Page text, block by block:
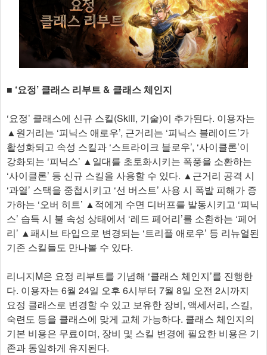
​■ ​‘요정’ 클래스 리부트 & 클래스 체인지
‘요정’ 클래스에 신규 스킬(Skill, 기술)이 추가된다. 이용자는
▲원거리는 ‘피닉스 애로우’, 근거리는 ‘피닉스 블레이드’가
활성화되고 속성 스킬과 ‘스트라이크 블로우’, ‘사이클론’이
강화되는 ‘피닉스’ ▲일대를 초토화시키는 폭풍을 소환하는
‘사이클론’ 등 신규 스킬을 사용할 수 있다. ▲근거리 공격 시
‘과열’ 스택을 중첩시키고 ‘선 버스트’ 사용 시 폭발 피해가 증
가하는 ‘오버 히트’ ▲적에게 수면 디버프를 발동시키고 ‘피닉
스’ 습득 시 불 속성 상태에서 ‘레드 페어리’를 소환하는 ‘페어
리’ ▲패시브 타입으로 변경되는 ‘트리플 애로우’ 등 리뉴얼된
기존 스킬들도 만나볼 수 있다.
리니지M은 요정 리부트를 기념해 ‘클래스 체인지’를 진행한
다. 이용자는 6월 24일 오후 6시부터 7월 8일 오전 2시까지
요정 클래스로 변경할 수 있고 보유한 장비, 액세서리, 스킬,
숙련도 등을 클래스에 맞게 교체 가능하다. 클래스 체인지의
기본 비용은 무료이며, 장비 및 스킬 변경에 필요한 비용은 기
존과 동일하게 유지된다.